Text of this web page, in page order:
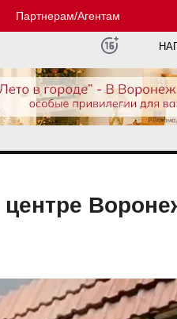
Партнерам/Агентам